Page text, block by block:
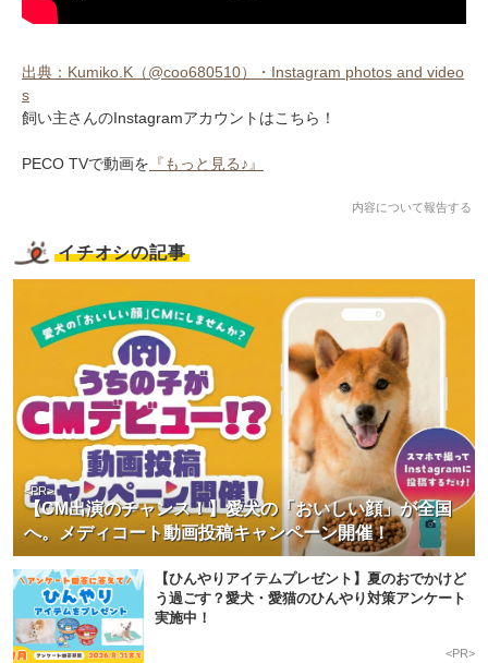
出典：Kumiko.K（@coo680510）・Instagram photos and video
s
飼い主さんのInstagramアカウントはこちら！
PECO TVで動画を 『もっと見る♪』
内容について報告する
イチオシの記事
【CM出演のチャンス！】愛犬の「おいしい顔」が全国
へ。メディコート動画投稿キャンペーン開催！
<PR>
【ひんやりアイテムプレゼント】夏のおでかけど
う過ごす？愛犬・愛猫のひんやり対策アンケート
実施中！
<PR>